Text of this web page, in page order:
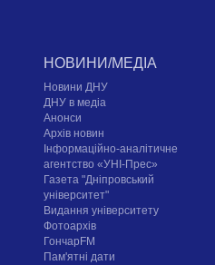
НОВИНИ/МЕДІА
Новини ДНУ
ДНУ в медіа
Анонси
Архів новин
Інформаційно-аналітичне
агентство «УНІ-Прес»
Газета "Дніпровський
університет"
Видання університету
Фотоархів
ГончарFM
Пам'ятні дати